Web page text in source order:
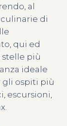
al
di
qui ed
stelle più
ideale
gli ospiti più
escursioni,